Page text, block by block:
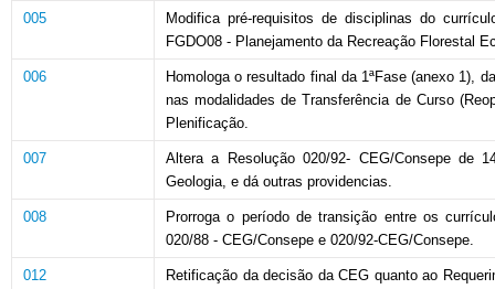
005
Modifica pré-requisitos de disciplinas do
FGDO08 - Planejamento da Recreação Florestal
006
Homologa o resultado final da 1ªFase (anexo 1),
nas modalidades de Transferência de Curso
Plenificação.
007
Altera a Resolução 020/92- CEG/Consepe de
Geologia, e dá outras providencias.
008
Prorroga o período de transição entre os
020/88 - CEG/Consepe e 020/92-CEG/Consepe.
012
Retificação da decisão da CEG quanto ao